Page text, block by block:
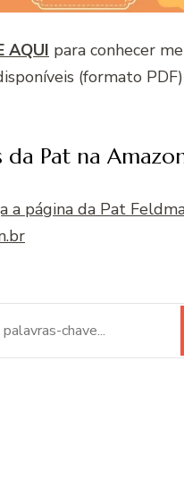
AQUI para conhecer
(formato PDF)
da Pat na
a página da Pat